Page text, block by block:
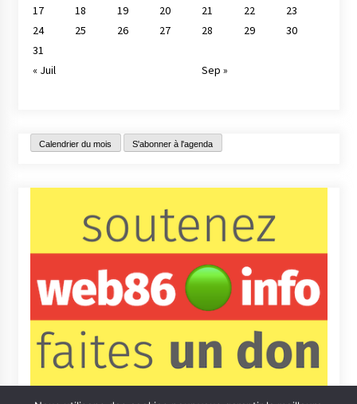
17
18 19 20 21 22
23
24
25 26 27 28 29
30
31
« Juil
Sep »
Calendrier du mois S'abonner à l'agenda